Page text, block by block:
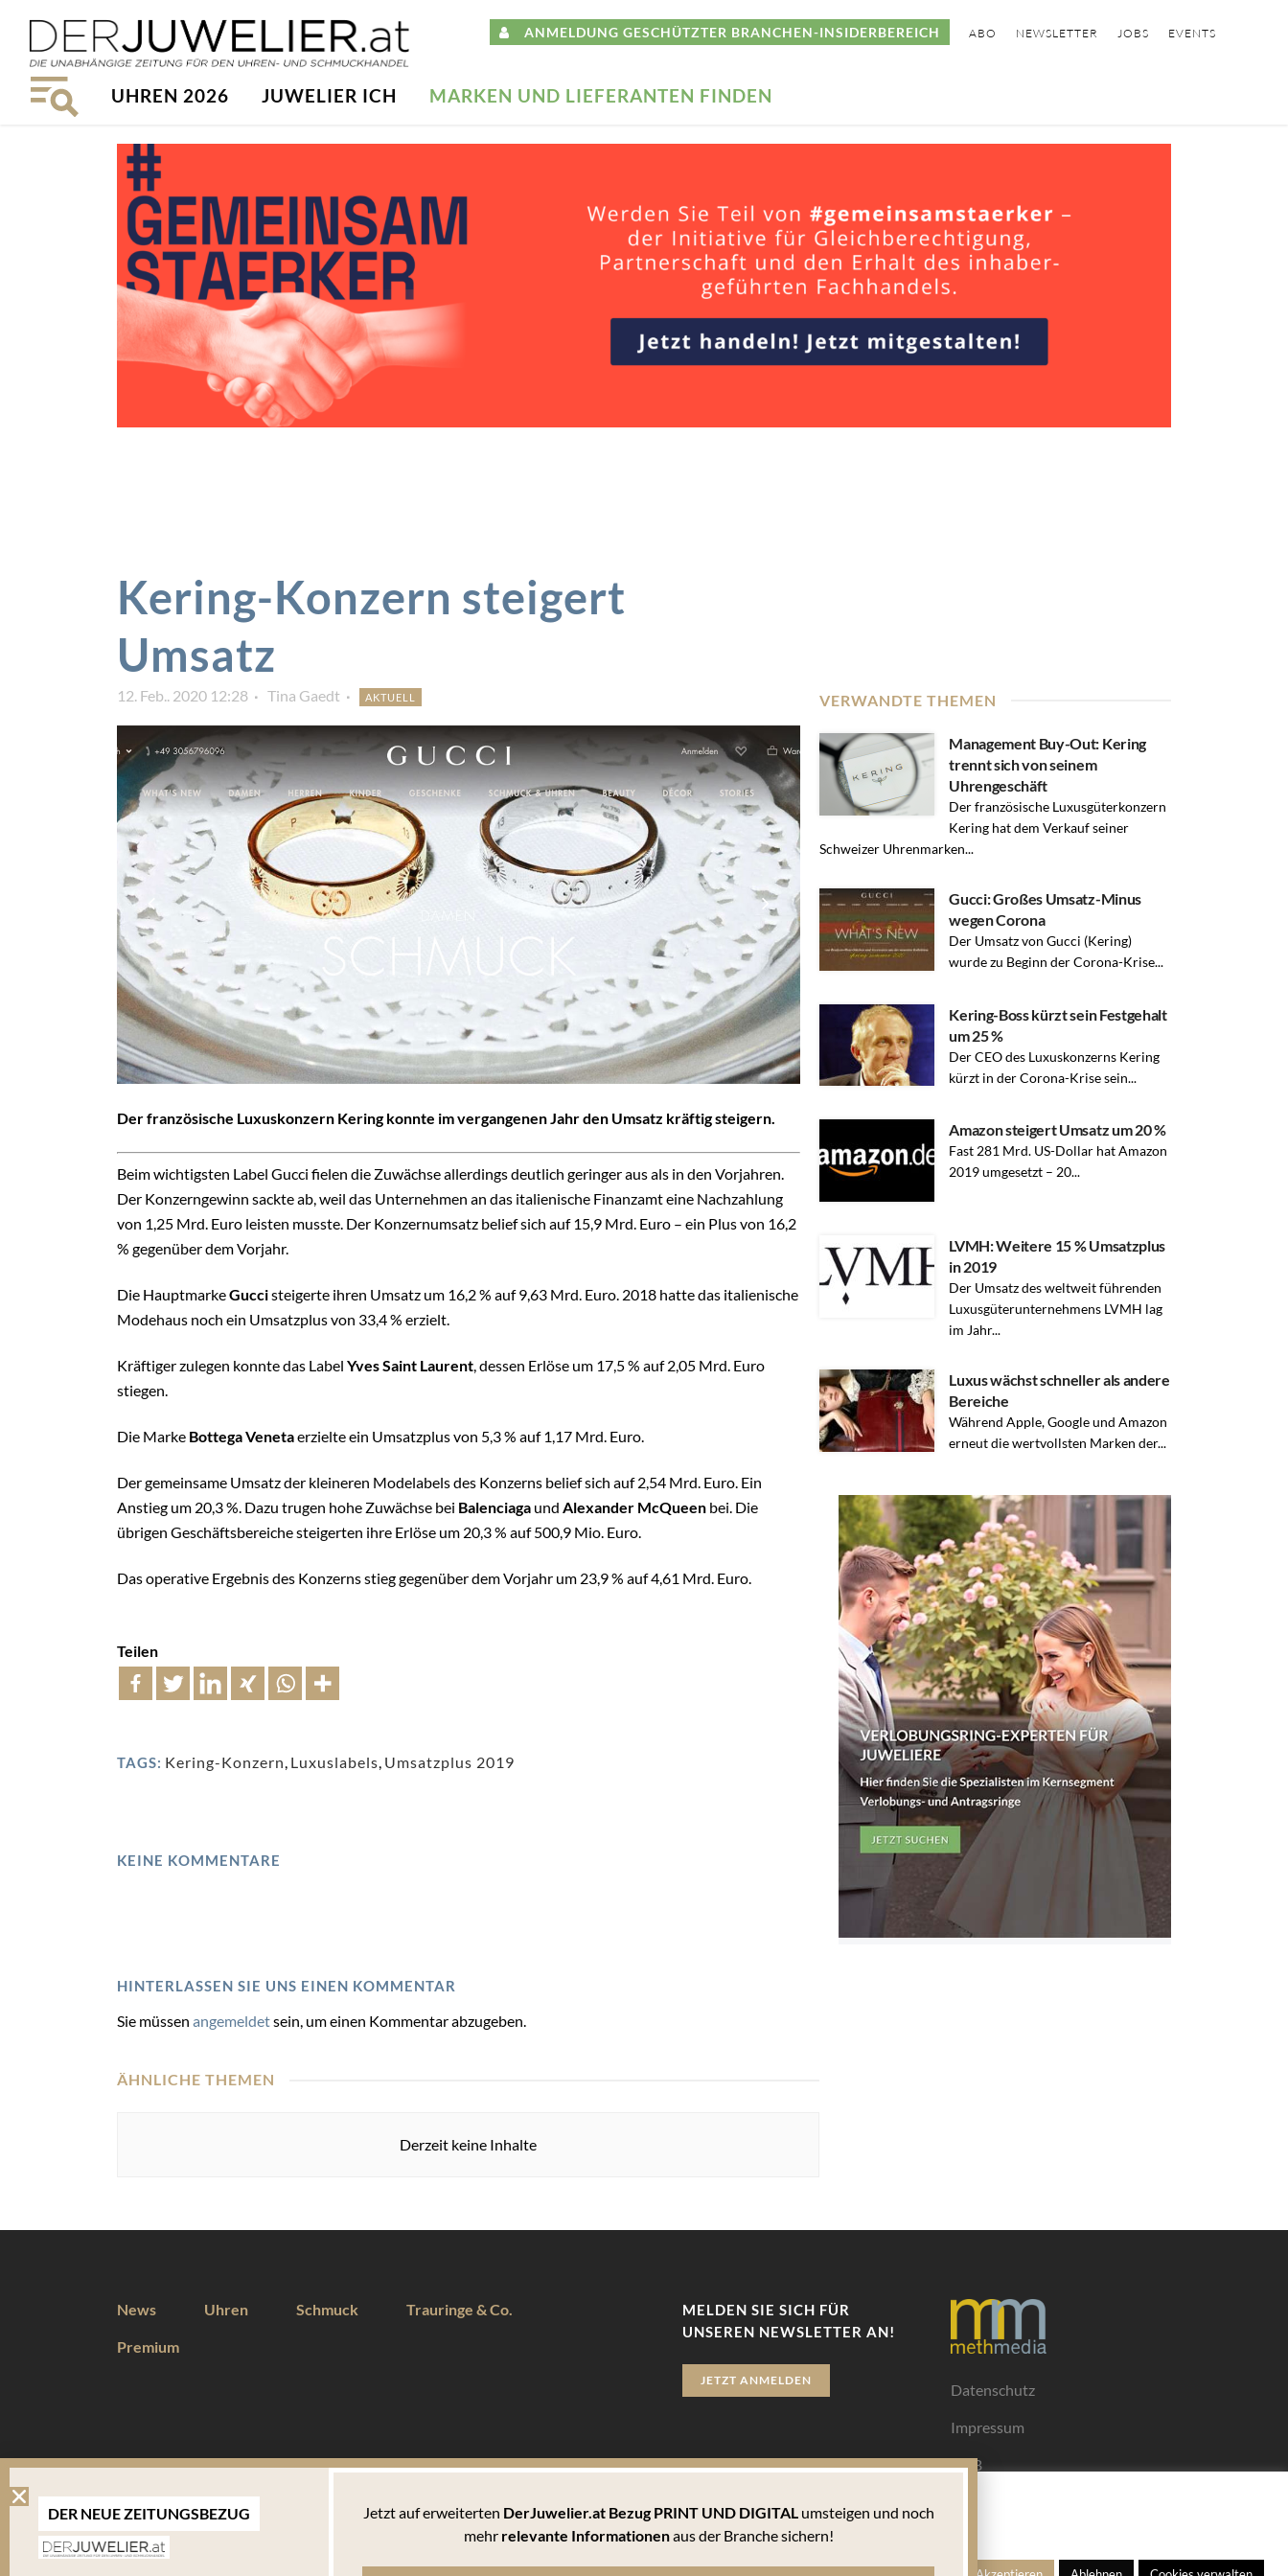
ANMELDUNG GESCHÜTZTER BRANCHEN-INSIDERBEREICH ABO NEWSLETTER JOBS EVENTS
UHREN 2026 JUWELIER ICH MARKEN UND LIEFERANTEN FINDEN
Kering-Konzern steigert
Umsatz
12. Feb.. 2020 12:28 Tina Gaedt AKTUELL
Der französische Luxuskonzern Kering konnte im vergangenen Jahr den Umsatz kräftig steigern.
Beim wichtigsten Label Gucci fielen die Zuwächse allerdings deutlich geringer aus als in den Vorjahren.
Der Konzerngewinn sackte ab, weil das Unternehmen an das italienische Finanzamt eine Nachzahlung
von 1,25 Mrd. Euro leisten musste. Der Konzernumsatz belief sich auf 15,9 Mrd. Euro – ein Plus von 16,2
% gegenüber dem Vorjahr.
Die HauptmarkeGuccisteigerte ihren Umsatz um 16,2 % auf 9,63 Mrd. Euro. 2018 hatte das italienische
Modehaus noch ein Umsatzplus von 33,4 % erzielt.
Kräftiger zulegen konnte das Label Yves Saint Laurent, dessen Erlöse um 17,5 % auf 2,05 Mrd. Euro
stiegen.
Die Marke Bottega Venetaerzielte ein Umsatzplus von 5,3 % auf 1,17 Mrd. Euro.
Der gemeinsame Umsatz der kleineren Modelabels des Konzerns belief sich auf 2,54 Mrd. Euro. Ein
Anstieg um 20,3 %. Dazu trugen hohe Zuwächse bei Balenciaga und Alexander McQueen bei. Die
übrigen Geschäftsbereiche steigerten ihre Erlöse um 20,3 % auf 500,9 Mio. Euro.
Das operative Ergebnis des Konzerns stieg gegenüber dem Vorjahr um 23,9 % auf 4,61 Mrd. Euro.
Teilen
TAGS: Kering-Konzern, Luxuslabels, Umsatzplus 2019
KEINE KOMMENTARE
HINTERLASSEN SIE UNS EINEN KOMMENTAR
Sie müssen angemeldetsein, um einen Kommentar abzugeben.
VERWANDTE THEMEN
Management Buy-Out: Kering
trennt sich von seinem
Uhrengeschäft
Der französische Luxusgüterkonzern
Kering hat dem Verkauf seiner
Schweizer Uhrenmarken...
Gucci: Großes Umsatz-Minus
wegen Corona
Der Umsatz von Gucci (Kering)
wurde zu Beginn der Corona-Krise...
Kering-Boss kürzt sein Festgehalt
um 25 %
Der CEO des Luxuskonzerns Kering
kürzt in der Corona-Krise sein...
Amazon steigert Umsatz um 20 %
Fast 281 Mrd. US-Dollar hat Amazon
2019 umgesetzt – 20...
LVMH: Weitere 15 % Umsatzplus
in 2019
Der Umsatz des weltweit führenden
Luxusgüterunternehmens LVMH lag
im Jahr...
Luxus wächst schneller als andere
Bereiche
Während Apple, Google und Amazon
erneut die wertvollsten Marken der...
ÄHNLICHE THEMEN
Derzeit keine Inhalte
News Uhren Schmuck Trauringe & Co.
Premium
MELDEN SIE SICH FÜR
UNSEREN NEWSLETTER AN!
JETZT ANMELDEN
Datenschutz
Impressum
AGB
DIESE WEBSEITE VERWENDET COOKIES
Wir verwenden Cookies um Ihnen eine optimale Benutzererfahrung zu bieten. Hierbei handelt es sich um kleine Textdateien, die auf Ihrem
Endgerät abgelegt werden. Um die Website weiterhin zu nutzen, können Sie sämtlichen Cookies zustimmen oder unter den Einstellungen
verwalten welche davon Sie akzeptieren.
DER NEUE ZEITUNGSBEZUG Jetzt auf erweiterten DerJuwelier.at Bezug PRINT UND DIGITALumsteigen und noch
mehr relevante Informationenaus der Branche sichern!